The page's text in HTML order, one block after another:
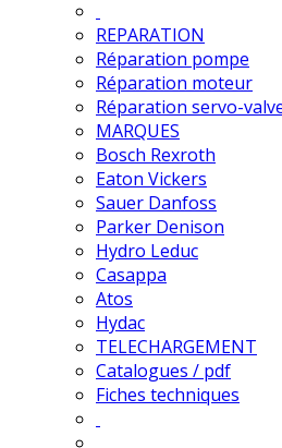
REPARATION
Réparation pompe
Réparation moteur
Réparation servo-
MARQUES
Bosch Rexroth
Eaton Vickers
Sauer Danfoss
Parker Denison
Hydro Leduc
Casappa
Atos
Hydac
TELECHARGEMENT
Catalogues / pdf
Fiches techniques